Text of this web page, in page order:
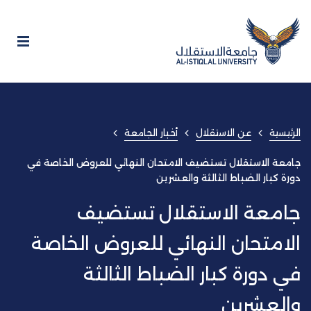
الرئيسية عن الاستقلال أخبار الجامعة
جامعة الاستقلال تستضيف الامتحان النهائي للعروض الخاصة في
دورة كبار الضباط الثالثة والعشرين
جامعة الاستقلال تستضيف
الامتحان النهائي للعروض الخاصة
في دورة كبار الضباط الثالثة
والعشرين